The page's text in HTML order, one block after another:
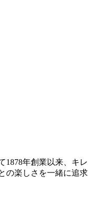
1878年創業以来、キレ
の楽しさを一緒に追求